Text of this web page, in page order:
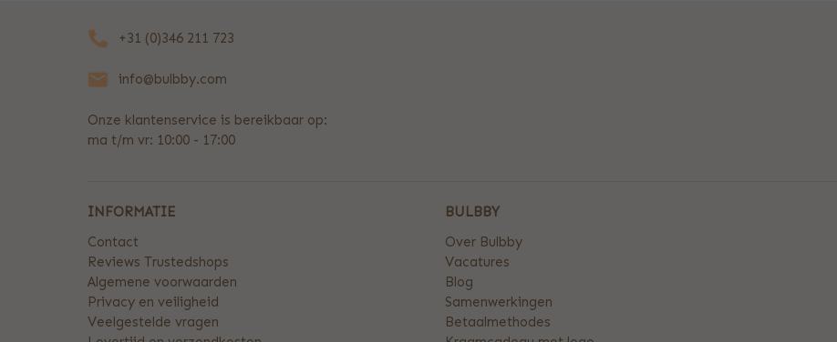
+31 (0)346 211 723
info@bulbby.com
Onze klantenservice is bereikbaar op:
ma t/m vr: 10:00 - 17:00
INFORMATIE
Contact
Reviews Trustedshops
Algemene voorwaarden
Privacy en veiligheid
Veelgestelde vragen
BULBBY
Over Bulbby
Vacatures
Blog
Samenwerkingen
Betaalmethodes